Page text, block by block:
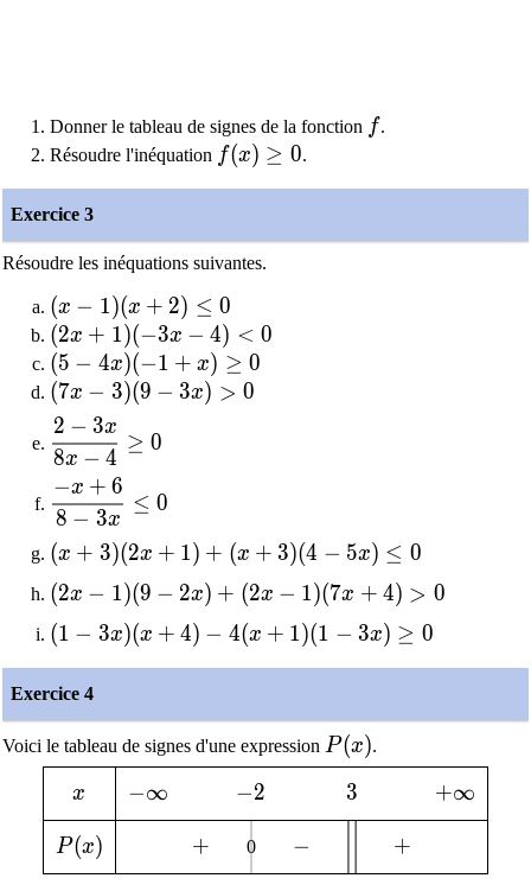
Donner le tableau de signes de la fonction ff.
Résoudre l'inéquation f(x)\geq0
f(x) ≥ 0.
Exercice 3
Résoudre les inéquations suivantes.
(x-1)(x+2)\leq0
(x − 1)(x + 2) ≤ 0
(2x+1)(-3x-4)<0
(2x + 1)(−3x − 4) < 0
(5-4x)(-1+x)\geq0
(5 − 4x)(−1 + x) ≥ 0
(7x-3)(9-3x)>0
(7x − 3)(9 − 3x) > 0
\dfrac{2-3x}{8x-4}\geq0
8x − 4
2 − 3x
≥ 0
\dfrac{-x+6}{8-3x}\leq0
8 − 3x
−x + 6
≤ 0
(x+3)(2x+1)+(x+3)(4-5x)\leq0
(x + 3)(2x + 1) + (x + 3)(4 − 5x) ≤ 0
(2x-1)(9-2x)+(2x-1)(7x+4)>0
(2x − 1)(9 − 2x) + (2x − 1)(7x + 4) > 0
(1-3x)(x+4)-4(x+1)(1-3x)\geq0
(1 − 3x)(x + 4) − 4(x + 1)(1 − 3x) ≥ 0
Exercice 4
Voici le tableau de signes d'une expression P(x)
P(x).
x
x -\infty
−∞ -2
−2 3
3 +\infty
+∞
P(x)
P(x) +
+ 0 -
− +
+